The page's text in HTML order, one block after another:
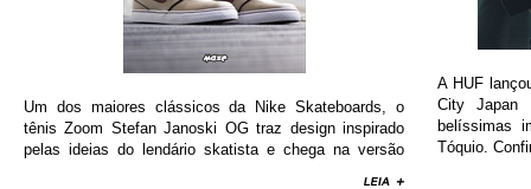
Um dos maiores clássicos da Nike Skateboards, o
tênis Zoom Stefan Janoski OG traz design inspirado
pelas ideias do lendário skatista e chega na versão
A HUF
City Japan
belíssimas
Tóquio.